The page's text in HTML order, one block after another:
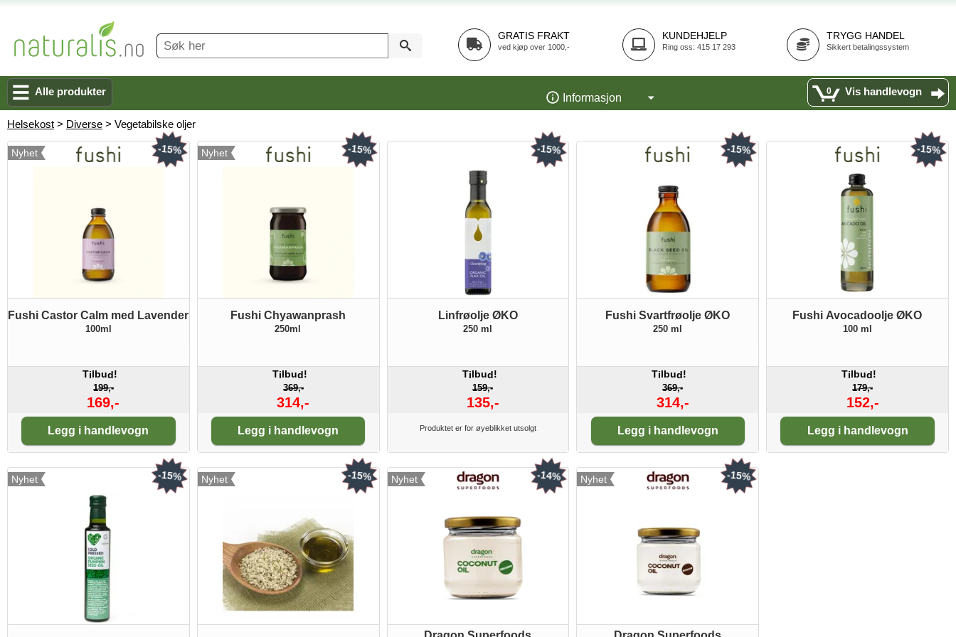
GRATIS FRAKT
ved kjøp over 1000,-
KUNDEHJELP
Ring oss: 415 17 293
TRYGG HANDEL
Sikkert betalingssystem
Alle produkter 0 Vis handlevogn
Informasjon
Helsekost > Diverse > Vegetabilske oljer
Nyhet
Fushi Castor Calm med Lavender
100ml
Tilbud!
199,-
169,-
-15%
Legg i handlevogn
Nyhet
Fushi Chyawanprash
250ml
Tilbud!
369,-
314,-
-15%
Legg i handlevogn
Linfrøolje ØKO
250 ml
Tilbud!
159,-
135,-
-15%
Produktet er for øyeblikket utsolgt
Fushi Svartfrøolje ØKO
250 ml
Tilbud!
369,-
314,-
-15%
Legg i handlevogn
Fushi Avocadoolje ØKO
100 ml
Tilbud!
179,-
152,-
-15%
Legg i handlevogn
Nyhet -15% Nyhet -15% Nyhet -14% Nyhet -15%